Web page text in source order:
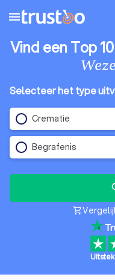
menu
Vind een Top 10
Selecteer het type
Crematie
Begrafenis
shopping_cart